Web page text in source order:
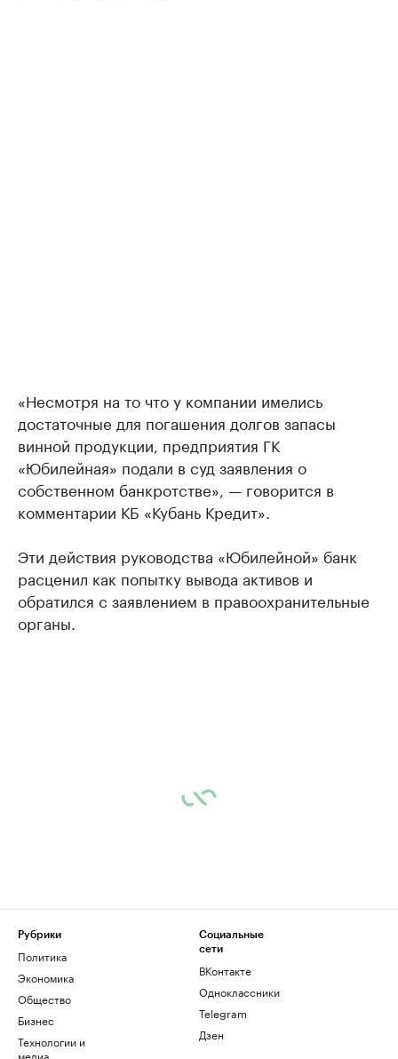
«Несмотря на то что у компании имелись
достаточные для погашения долгов запасы
винной продукции, предприятия ГК
«Юбилейная» подали в суд заявления о
собственном банкротстве», — говорится в
комментарии КБ «Кубань Кредит».
Эти действия руководства «Юбилейной» банк
расценил как попытку вывода активов и
обратился с заявлением в правоохранительные
органы.
Рубрики
Политика
Экономика
Общество
Бизнес
Технологии и
медиа
Социальные
сети
ВКонтакте
Одноклассники
Telegram
Дзен